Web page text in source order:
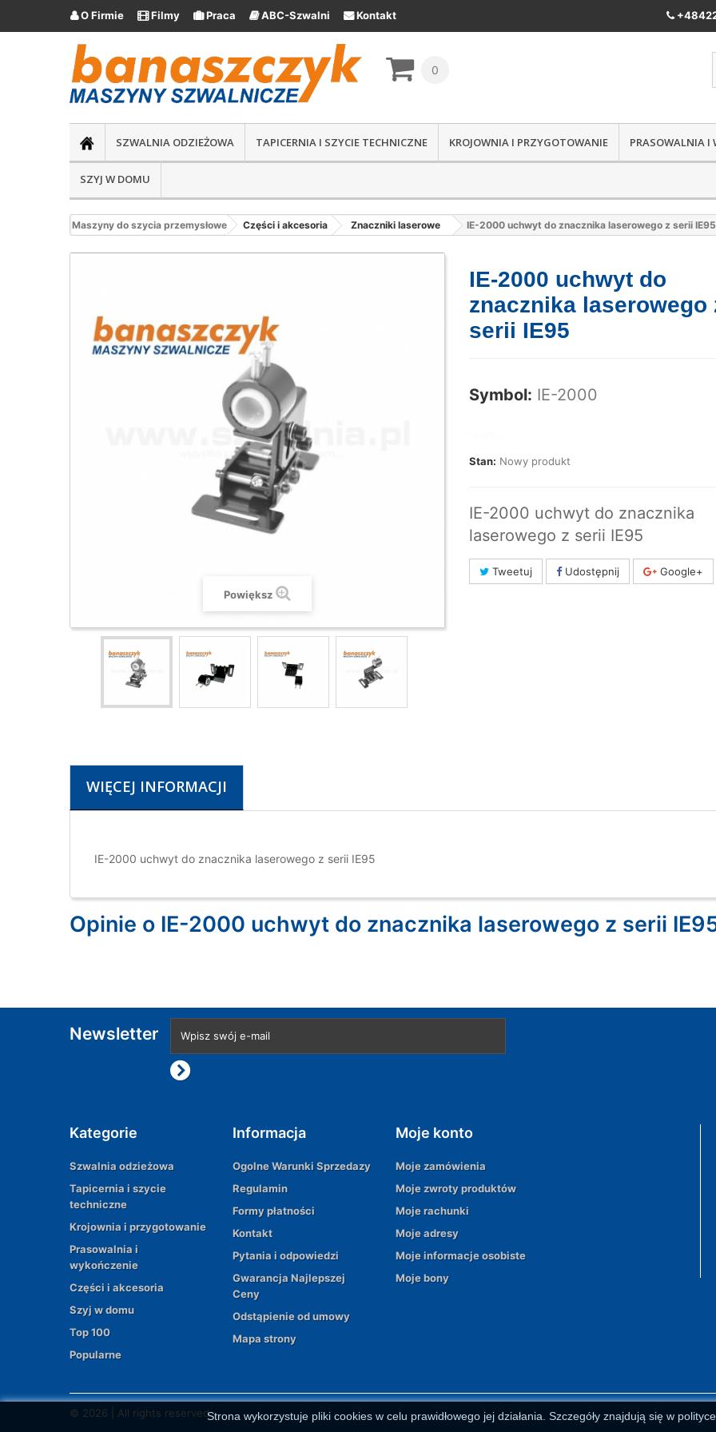
O Firmie Filmy Praca ABC-Szwalni Kontakt
0
SZWALNIA ODZIEŻOWA TAPICERNIA I SZYCIE TECHNICZNE KROJOWNIA I PRZYGOTOWANIE PRASOWALNIA I
SZYJ W DOMU
Maszyny do szycia przemysłowe Części i akcesoria Znaczniki laserowe IE-2000 uchwyt do znacznika laserowego z serii IE95
Powiększ
IE-2000 uchwyt do
znacznika laserowego
serii IE95
Symbol: IE-2000
Stan: Nowy produkt
IE-2000 uchwyt do znacznika
laserowego z serii IE95
Tweetuj Udostępnij Google+
WIĘCEJ INFORMACJI
IE-2000 uchwyt do znacznika laserowego z serii IE95
Opinie o IE-2000 uchwyt do znacznika laserowego z serii
Newsletter
Kategorie
Szwalnia odzieżowa
Tapicernia i szycie
techniczne
Krojownia i przygotowanie
Prasowalnia i
wykończenie
Części i akcesoria
Szyj w domu
Top 100
Popularne
Informacja
Ogolne Warunki Sprzedazy
Regulamin
Formy płatności
Kontakt
Pytania i odpowiedzi
Gwarancja Najlepszej
Ceny
Odstąpienie od umowy
Mapa strony
© 2026 | All rights reserved
Moje konto
Moje zamówienia
Moje zwroty produktów
Moje rachunki
Moje adresy
Moje informacje osobiste
Moje bony
Strona wykorzystuje pliki cookies w celu prawidłowego jej działania. Szczegóły znajdują się w